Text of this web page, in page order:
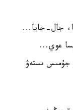
جال-جايا...
عوي...
جۇمىس ىستەۋ